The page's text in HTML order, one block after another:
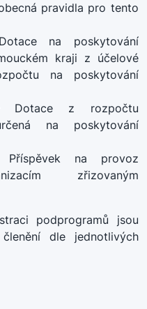
pravidla pro tento
na poskytování
kraji z účelové
na poskytování
Dotace z rozpočtu
na poskytování
na provoz
zřizovaným
podprogramů jsou
dle jednotlivých